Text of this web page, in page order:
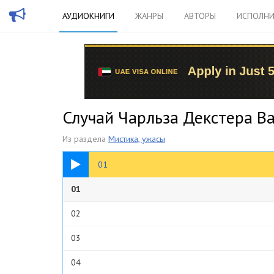
АУДИОКНИГИ ЖАНРЫ АВТОРЫ
Случай Чарльза Декстера
Из раздела Мистика, ужасы
01
34:21
01
02
03
04